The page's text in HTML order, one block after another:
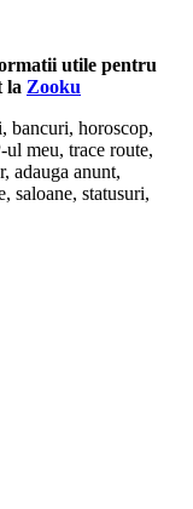
utile pentru
la Zooku
bancuri, horoscop,
meu, trace route,
adauga anunt,
saloane, statusuri,